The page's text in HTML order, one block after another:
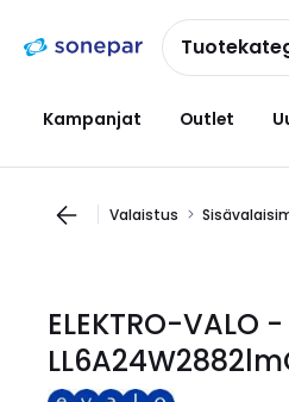
navigointiinsisältöön
Kampanjat Outlet
Valaistus
ELEKTRO-